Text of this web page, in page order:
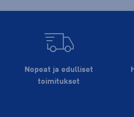
Nopeat ja edulliset
toimitukset